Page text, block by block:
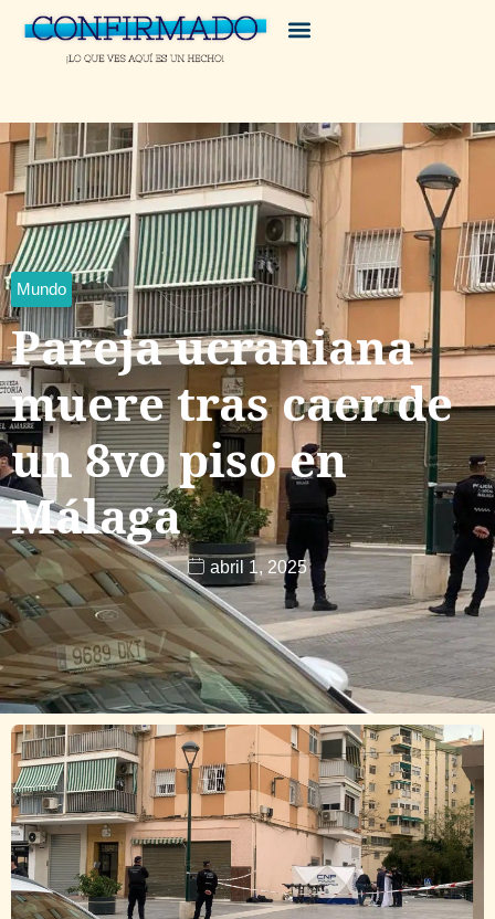
Mundo
Pareja ucraniana
muere tras caer de
un 8vo piso en
Málaga
abril 1, 2025